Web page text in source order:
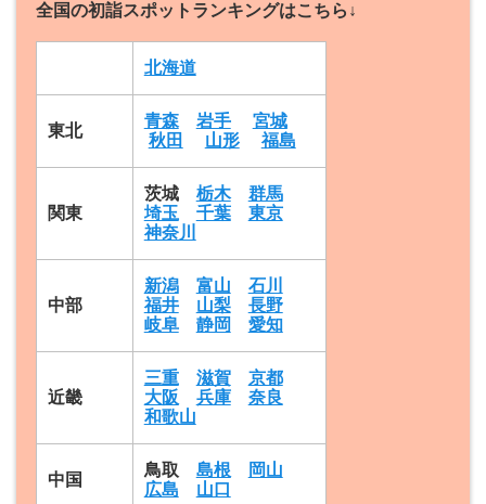
全国の初詣スポットランキングはこちら↓
北海道
東北
青森 岩手
宮城
秋田
山形 福島
関東
茨城 栃木
群馬
埼玉
千葉
東京
神奈川
中部
新潟 富山
石川
福井
山梨
長野
岐阜
静岡 愛知
近畿
三重 滋賀
京都
大阪
兵庫
奈良
和歌山
中国
鳥取 島根
岡山
広島
山口